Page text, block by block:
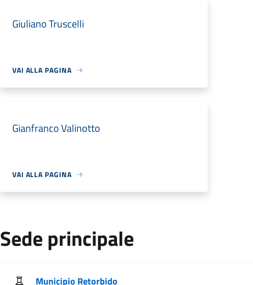
Giuliano Truscelli
VAI ALLA PAGINA
Gianfranco Valinotto
VAI ALLA PAGINA
Sede principale
Municipio Retorbido